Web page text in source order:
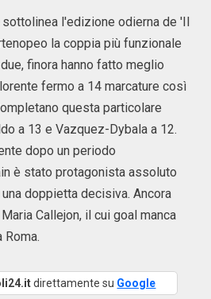
sottolinea l'edizione odierna de 'Il
la coppia più funzionale
finora hanno fatto meglio
fermo a 14 marcature così
questa particolare
a 13 e Vazquez-Dybala a 12.
dopo un periodo
è stato protagonista assoluto
doppietta decisiva. Ancora
Callejon, il cui goal manca
Roma.
direttamente su Google